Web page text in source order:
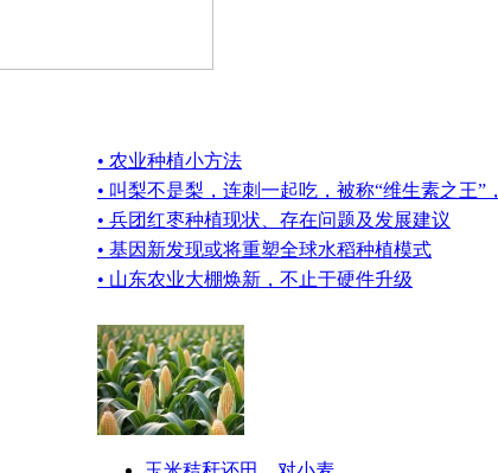
• 农业种植小方法
• 叫梨不是梨，连刺一起吃，被称“维生素之王”，
• 兵团红枣种植现状、存在问题及发展建议
• 基因新发现或将重塑全球水稻种植模式
• 山东农业大棚焕新，不止于硬件升级